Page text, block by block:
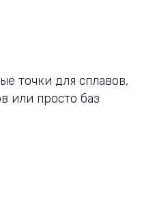
точки для сплавов,
или просто баз